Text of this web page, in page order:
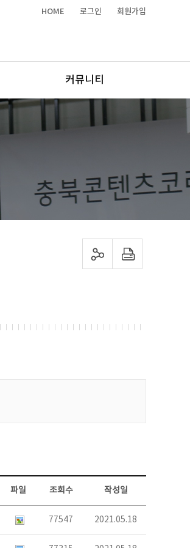
HOME 로그인 회원가입
커뮤니티
sns 공유하기 프린트하기
파일 조회수 작성일
77547 2021.05.18